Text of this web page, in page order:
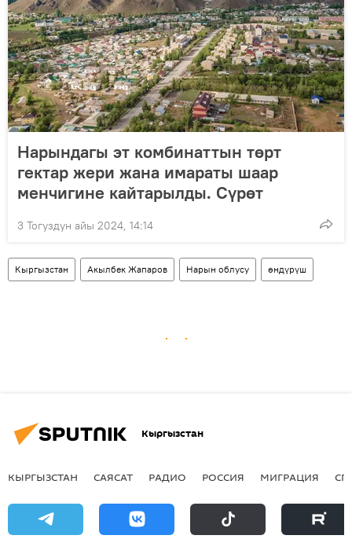
Нарындагы эт комбинаттын төрт
гектар жери жана имараты шаар
менчигине кайтарылды. Сүрөт
3 Тогуздун айы 2024, 14:14
Кыргызстан Акылбек Жапаров Нарын облусу өндүрүш
Кыргызстан
КЫРГЫЗСТАН САЯСАТ РАДИО РОССИЯ МИГРАЦИЯ